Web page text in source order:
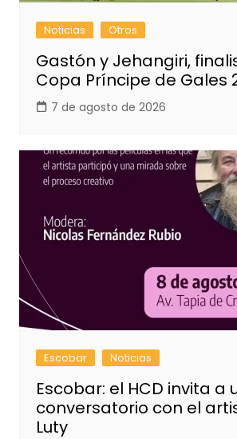
Noticias Otros
Gastón y Jehangiri,
Copa Príncipe de Gales
7 de agosto de 2026
Escobar Noticias
Escobar: el HCD invita a
conversatorio con el
Luty